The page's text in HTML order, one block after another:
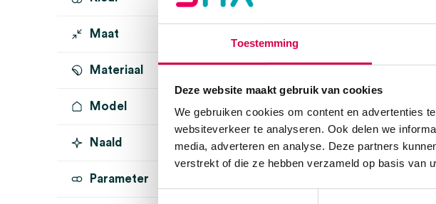
Toestemming
Deze website maakt gebruik van cookies
We gebruiken cookies om content en advertenties
websiteverkeer te analyseren. Ook delen we
media, adverteren en analyse. Deze partners
verstrekt of die ze hebben verzameld op basis van
Maat
Materiaal
Model
Naald
Parameter